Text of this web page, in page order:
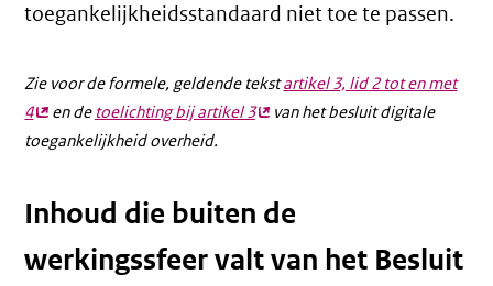
toegankelijkheidsstandaard niet toe te passen.
Zie voor de formele, geldende tekstartikel 3, lid 2 tot en met
4(externe
link)
en de toelichting bij artikel 3(externe
van het besluit digitale
toegankelijkheid overheid.
Inhoud die buiten de
werkingssfeer valt van het Besluit